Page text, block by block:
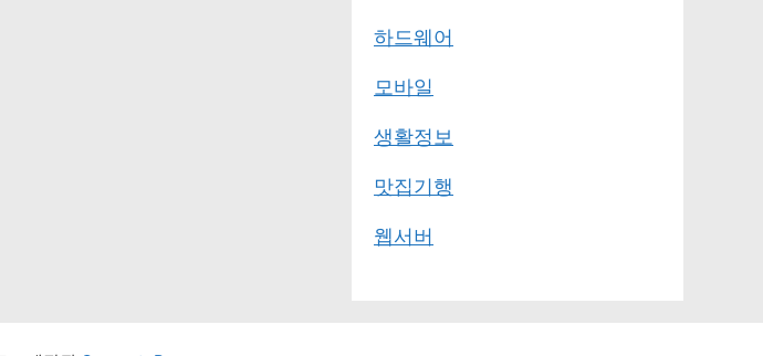
하드웨어
모바일
생활정보
맛집기행
웹서버